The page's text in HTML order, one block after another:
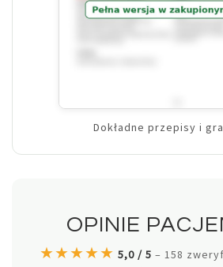
Dokładne przepisy i
OPINIE
★★★★★ 5,0 / 5 – 158